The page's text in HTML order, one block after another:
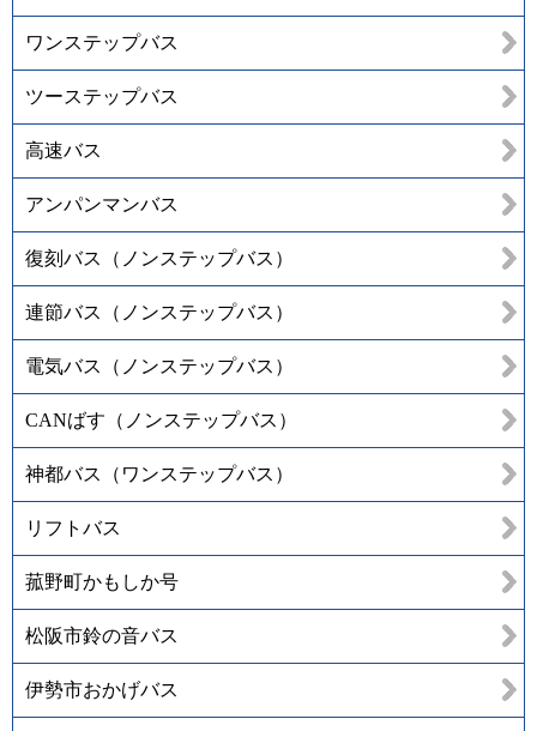
ワンステップバス
ツーステップバス
高速バス
アンパンマンバス
復刻バス（ノンステップバス）
連節バス（ノンステップバス）
電気バス（ノンステップバス）
CANばす（ノンステップバス）
神都バス（ワンステップバス）
リフトバス
菰野町かもしか号
松阪市鈴の音バス
伊勢市おかげバス